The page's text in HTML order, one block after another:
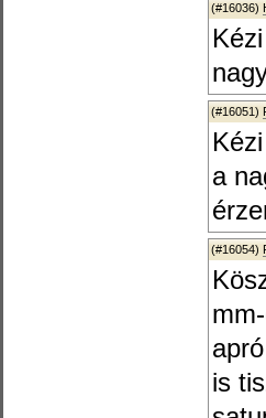
(#16036)
(#16051)
a
(#16054)
is